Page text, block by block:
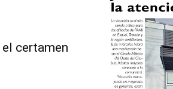
certamen